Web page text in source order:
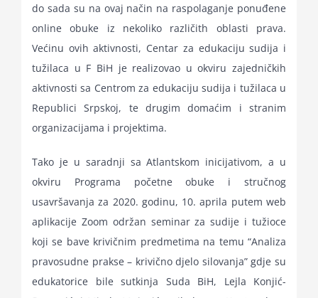
do sada su na ovaj način na raspolaganje ponuđene
online obuke iz nekoliko različith oblasti prava.
Većinu ovih aktivnosti, Centar za edukaciju sudija i
tužilaca u F BiH je realizovao u okviru zajedničkih
aktivnosti sa Centrom za edukaciju sudija i tužilaca u
Republici Srpskoj, te drugim domaćim i stranim
organizacijama i projektima.
Tako je u saradnji sa Atlantskom inicijativom, a u
okviru Programa početne obuke i stručnog
usavršavanja za 2020. godinu, 10. aprila putem web
aplikacije Zoom održan seminar za sudije i tužioce
koji se bave krivičnim predmetima na temu “Analiza
pravosudne prakse – krivično djelo silovanja” gdje su
edukatorice bile sutkinja Suda BiH, Lejla Konjić-